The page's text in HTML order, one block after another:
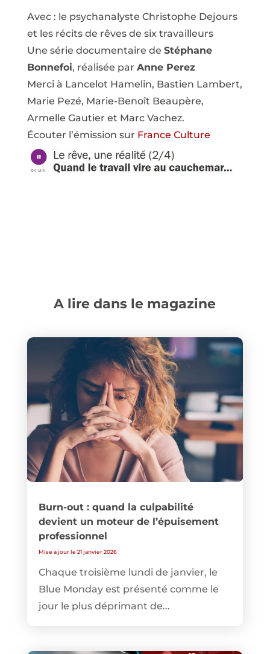
Avec : le psychanalyste Christophe Dejours
et les récits de rêves de six travailleurs
Une série documentaire de Stéphane
Bonnefoi, réalisée par Anne Perez
Merci à Lancelot Hamelin, Bastien Lambert,
Marie Pezé, Marie-Benoît Beaupère,
Armelle Gautier et Marc Vachez.
Écouter l’émission sur France Culture
A lire dans le magazine
Burn-out : quand la culpabilité
devient un moteur de l’épuisement
professionnel
Mise à jour le 21 janvier 2026
Chaque troisième lundi de janvier, le
Blue Monday est présenté comme le
jour le plus déprimant de...